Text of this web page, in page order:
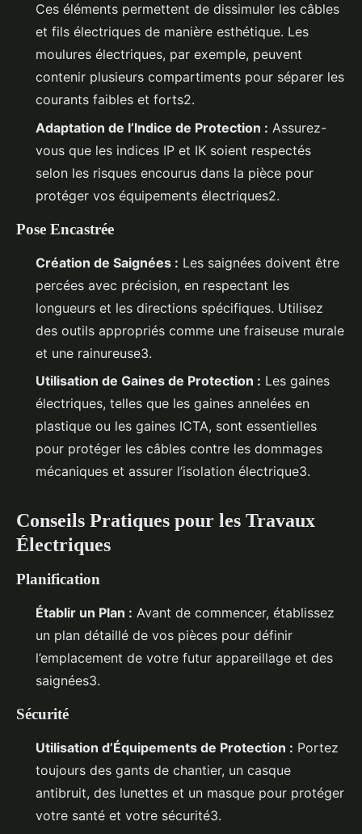
Ces éléments permettent de dissimuler les câbles
et fils électriques de manière esthétique. Les
moulures électriques, par exemple, peuvent
contenir plusieurs compartiments pour séparer les
courants faibles et forts2.
Adaptation de l’Indice de Protection : Assurez-
vous que les indices IP et IK soient respectés
selon les risques encourus dans la pièce pour
protéger vos équipements électriques2.
Pose Encastrée
Création de Saignées : Les saignées doivent être
percées avec précision, en respectant les
longueurs et les directions spécifiques. Utilisez
des outils appropriés comme une fraiseuse murale
et une rainureuse3.
Utilisation de Gaines de Protection : Les gaines
électriques, telles que les gaines annelées en
plastique ou les gaines ICTA, sont essentielles
pour protéger les câbles contre les dommages
mécaniques et assurer l’isolation électrique3.
Conseils Pratiques pour les Travaux
Électriques
Planification
Établir un Plan : Avant de commencer, établissez
un plan détaillé de vos pièces pour définir
l’emplacement de votre futur appareillage et des
saignées3.
Sécurité
Utilisation d’Équipements de Protection : Portez
toujours des gants de chantier, un casque
antibruit, des lunettes et un masque pour protéger
votre santé et votre sécurité3.